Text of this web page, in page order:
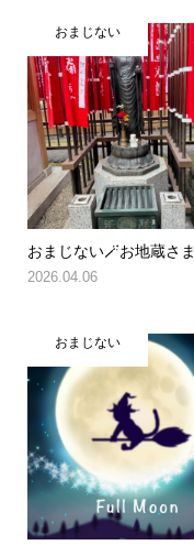
おまじない
おまじない🪄お地蔵さま
2026.04.06
おまじない